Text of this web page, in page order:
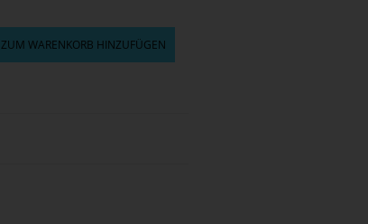
ZUM WARENKORB HINZUFÜGEN